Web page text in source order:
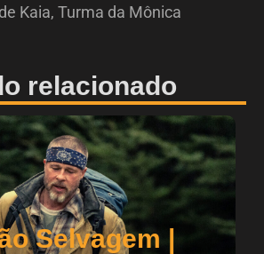
Kaia, Turma da Mônica
relacionado
Selvagem |